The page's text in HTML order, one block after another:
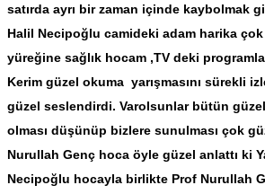
satırda ayrı bir zaman içinde kaybolmak
Halil Necipoğlu camideki adam harika
yüreğine sağlık hocam ,TV deki
Kerim güzel okuma yarışmasını sürekli
güzel seslendirdi. Varolsunlar bütün
olması düşünüp bizlere sunulması çok
Nurullah Genç hoca öyle güzel anlattı ki
Necipoğlu hocayla birlikte Prof Nurullah